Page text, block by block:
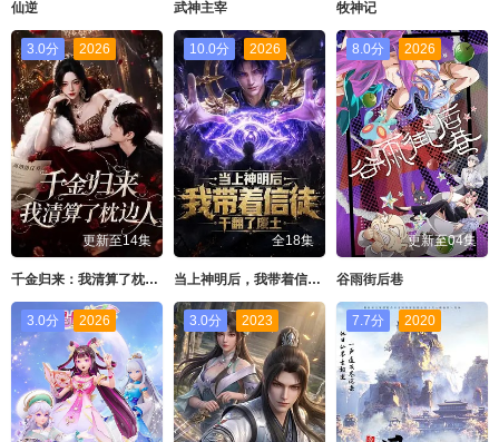
仙逆 武神主宰 牧神记
3.0分 2026
更新至14集
千金归来：我清算了枕边人
10.0分 2026
全18集
当上神明后，我带着信徒干翻了废土
8.0分 2026
更新至04集
谷雨街后巷
3.0分 2026 3.0分 2023 7.7分 2020